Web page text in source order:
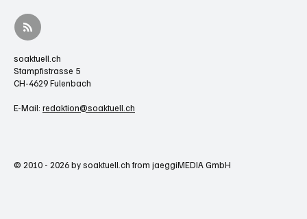
soaktuell.ch
Stampfistrasse 5
CH-4629 Fulenbach
E-Mail: redaktion@soaktuell.ch
© 2010 - 2026 by soaktuell.ch from jaeggiMEDIA GmbH